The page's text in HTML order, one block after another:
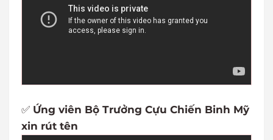
✅ Ứng viên Bộ Trưởng Cựu Chiến Binh Mỹ
xin rút tên